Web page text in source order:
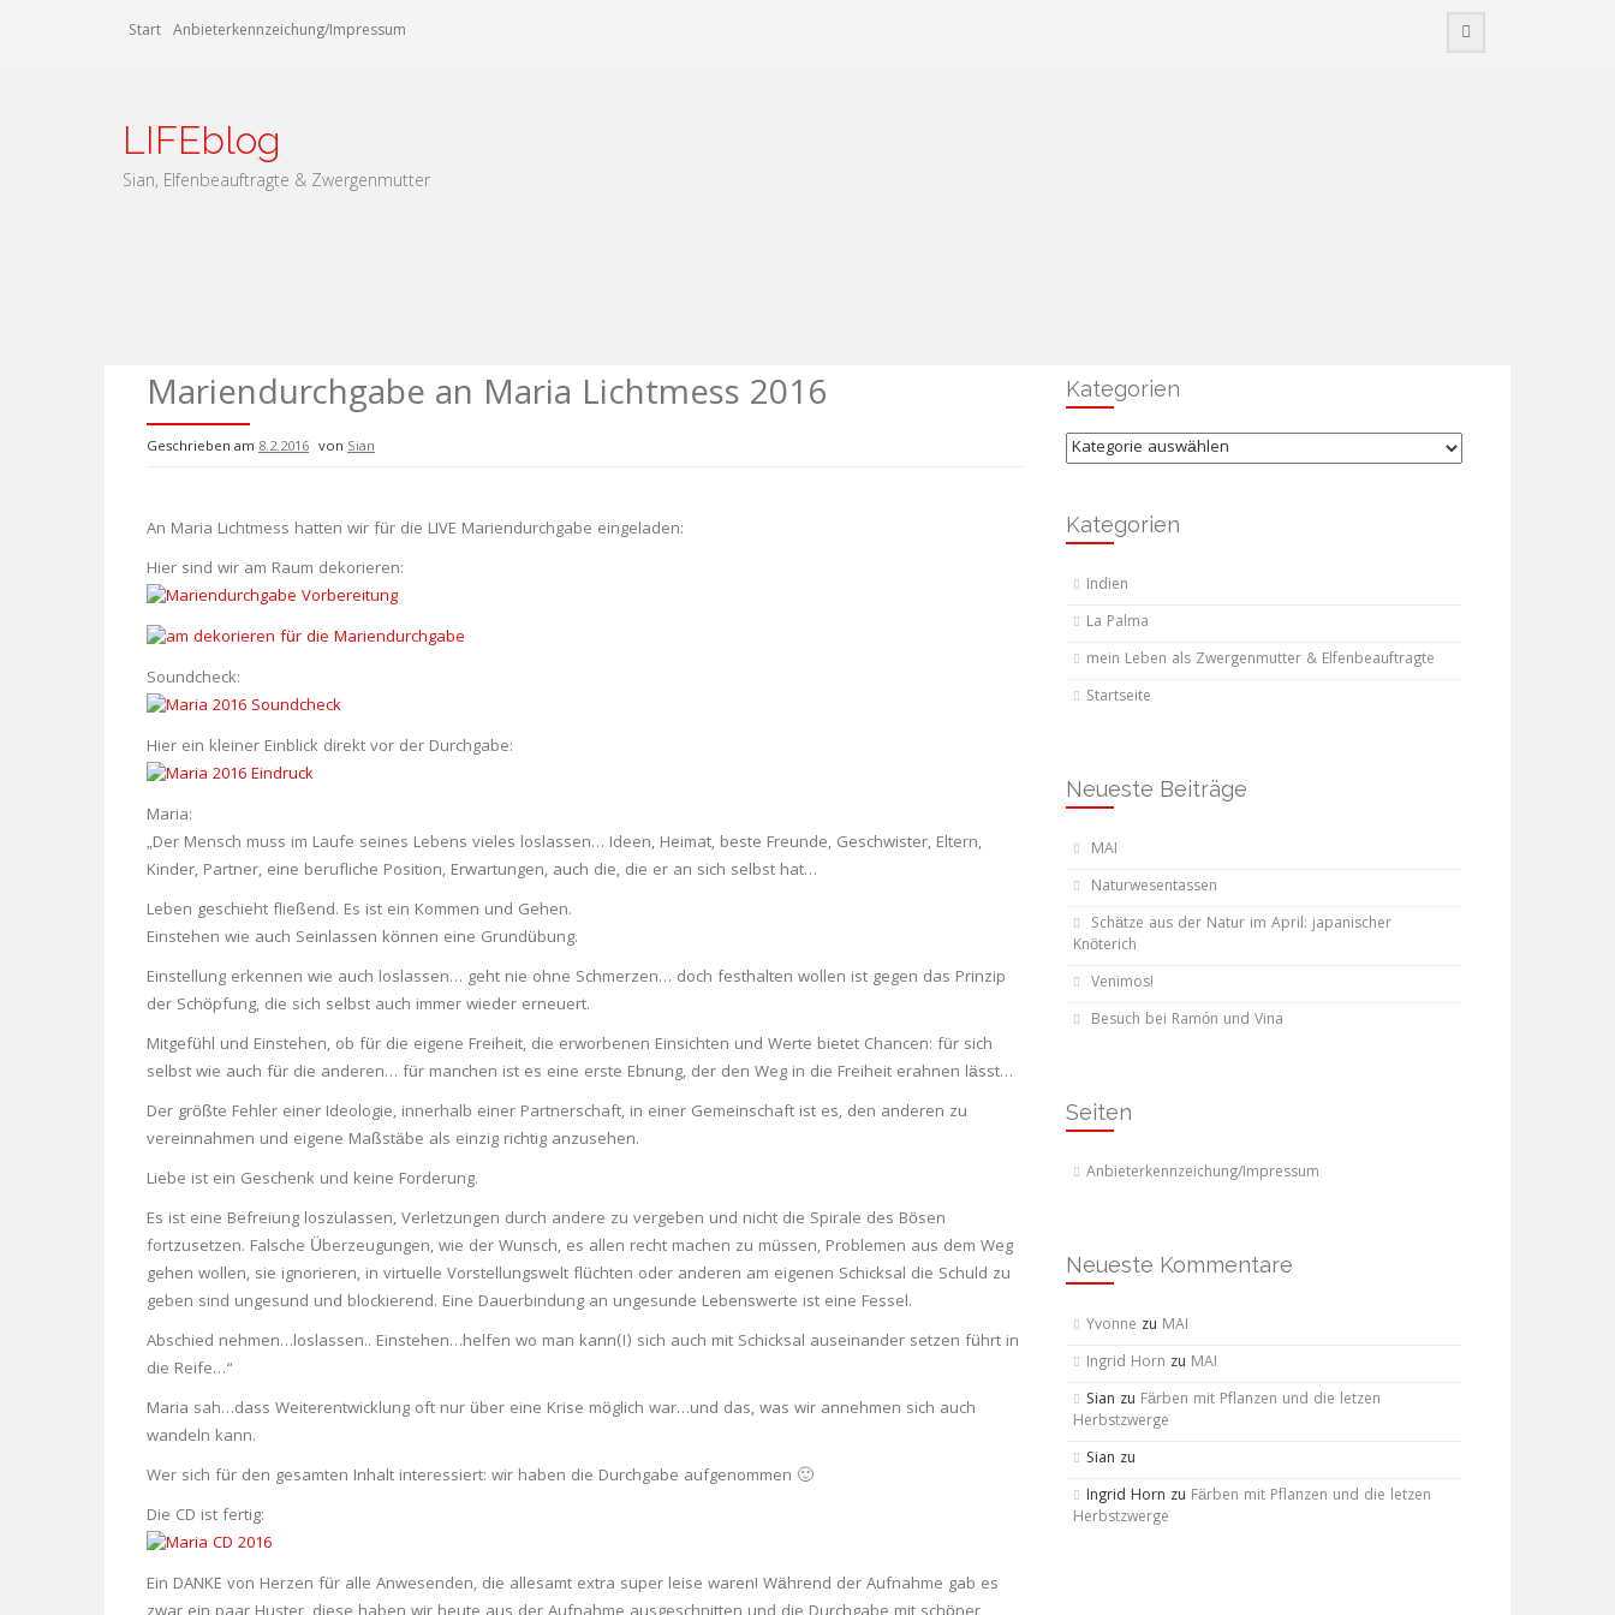
Start Anbieterkennzeichung/Impressum
LIFEblog
Sian, Elfenbeauftragte & Zwergenmutter
Mariendurchgabe an Maria Lichtmess 2016
Geschrieben am 8.2.2016 von Sian
An Maria Lichtmess hatten wir für die LIVE Mariendurchgabe eingeladen:
Hier sind wir am Raum dekorieren:
Soundcheck:
Hier ein kleiner Einblick direkt vor der Durchgabe:
Maria:
„Der Mensch muss im Laufe seines Lebens vieles loslassen… Ideen, Heimat, beste Freunde, Geschwister, Eltern,
Kinder, Partner, eine berufliche Position, Erwartungen, auch die, die er an sich selbst hat…
Leben geschieht fließend. Es ist ein Kommen und Gehen.
Einstehen wie auch Seinlassen können eine Grundübung.
Einstellung erkennen wie auch loslassen… geht nie ohne Schmerzen… doch festhalten wollen ist gegen das Prinzip
der Schöpfung, die sich selbst auch immer wieder erneuert.
Mitgefühl und Einstehen, ob für die eigene Freiheit, die erworbenen Einsichten und Werte bietet Chancen: für sich
selbst wie auch für die anderen… für manchen ist es eine erste Ebnung, der den Weg in die Freiheit erahnen lässt…
Der größte Fehler einer Ideologie, innerhalb einer Partnerschaft, in einer Gemeinschaft ist es, den anderen zu
vereinnahmen und eigene Maßstäbe als einzig richtig anzusehen.
Liebe ist ein Geschenk und keine Forderung.
Es ist eine Befreiung loszulassen, Verletzungen durch andere zu vergeben und nicht die Spirale des Bösen
fortzusetzen. Falsche Überzeugungen, wie der Wunsch, es allen recht machen zu müssen, Problemen aus dem Weg
gehen wollen, sie ignorieren, in virtuelle Vorstellungswelt flüchten oder anderen am eigenen Schicksal die Schuld zu
geben sind ungesund und blockierend. Eine Dauerbindung an ungesunde Lebenswerte ist eine Fessel.
Abschied nehmen…loslassen.. Einstehen…helfen wo man kann(!) sich auch mit Schicksal auseinander setzen führt in
die Reife…“
Maria sah…dass Weiterentwicklung oft nur über eine Krise möglich war…und das, was wir annehmen sich auch
wandeln kann.
Wer sich für den gesamten Inhalt interessiert: wir haben die Durchgabe aufgenommen 🙂
Die CD ist fertig:
Ein DANKE von Herzen für alle Anwesenden, die allesamt extra super leise waren! Während der Aufnahme gab es
Kategorien
Kategorien
Kategorien
Indien
La Palma
mein Leben als Zwergenmutter & Elfenbeauftragte
Startseite
Neueste Beiträge
MAI
Naturwesentassen
Schätze aus der Natur im April: japanischer
Knöterich
Venimos!
Besuch bei Ramón und Vina
Seiten
Anbieterkennzeichung/Impressum
Neueste Kommentare
Yvonne zu MAI
Ingrid Horn zu MAI
Sian zu Färben mit Pflanzen und die letzen
Herbstzwerge
Sian zu
Ingrid Horn zu Färben mit Pflanzen und die letzen
Herbstzwerge